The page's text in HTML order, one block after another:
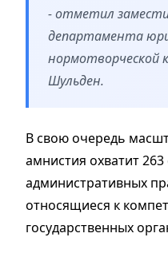
- отметил
департамента
нормотворческой
Шульден.
В свою очередь
амнистия охватит
административных
относящиеся к
государственных